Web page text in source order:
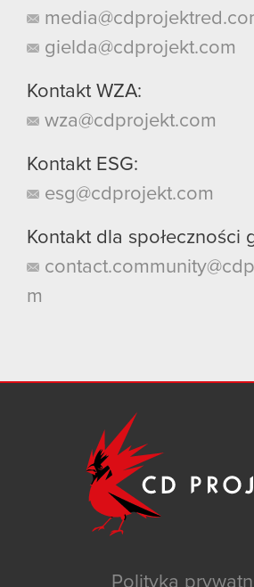
gielda@cdprojekt.com
Kontakt WZA:
wza@cdprojekt.com
Kontakt ESG:
esg@cdprojekt.com
Kontakt dla społeczności
m
Polityka